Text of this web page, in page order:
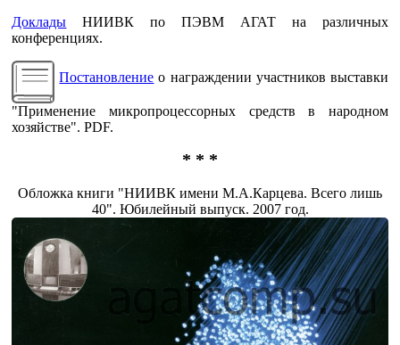
Доклады НИИВК по ПЭВМ АГАТ на различных
конференциях.
Постановление о награждении участников выставки
"Применение микропроцессорных средств в народном
хозяйстве". PDF.
* * *
Обложка книги "НИИВК имени М.А.Карцева. Всего лишь
40". Юбилейный выпуск. 2007 год.